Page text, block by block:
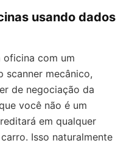
usando dados
oficina com um
mecânico,
de negociação da
você não é um
em qualquer
Isso naturalmente